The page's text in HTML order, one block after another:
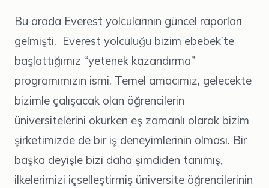
Bu arada Everest yolcularının güncel raporları
gelmişti. Everest yolculuğu bizim ebebek’te
başlattığımız “yetenek kazandırma”
programımızın ismi. Temel amacımız, gelecekte
bizimle çalışacak olan öğrencilerin
üniversitelerini okurken eş zamanlı olarak bizim
şirketimizde de bir iş deneyimlerinin olması. Bir
başka deyişle bizi daha şimdiden tanımış,
ilkelerimizi içselleştirmiş üniversite öğrencilerinin